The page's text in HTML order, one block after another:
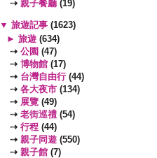
⇢ 親子餐廳 (19)
▼ 旅遊記事 (1623)
► 旅遊 (634)
⇢ 公園 (47)
⇢ 博物館 (17)
⇢ 台灣自由行 (44)
⇢ 各大夜市 (134)
⇢ 展覽 (49)
⇢ 老街巡禮 (54)
⇢ 行程 (44)
⇢ 親子同遊 (550)
⇢ 親子館 (7)